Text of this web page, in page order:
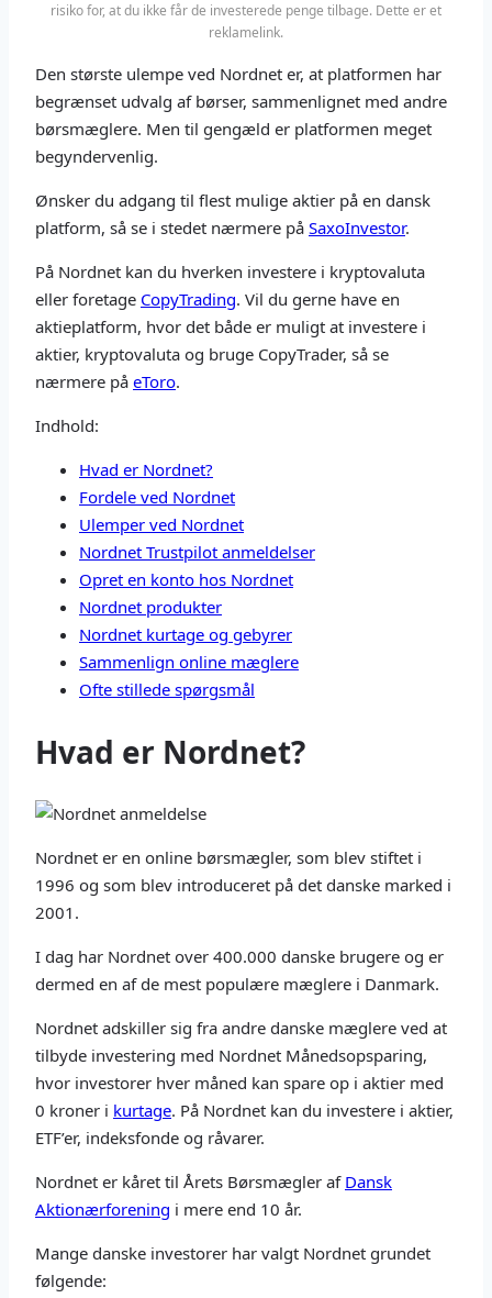
risiko for, at du ikke får de investerede penge tilbage. Dette er et
reklamelink.
Den største ulempe ved Nordnet er, at platformen har
begrænset udvalg af børser, sammenlignet med andre
børsmæglere. Men til gengæld er platformen meget
begyndervenlig.
Ønsker du adgang til flest mulige aktier på en dansk
platform, så se i stedet nærmere på SaxoInvestor.
På Nordnet kan du hverken investere i kryptovaluta
eller foretage CopyTrading. Vil du gerne have en
aktieplatform, hvor det både er muligt at investere i
aktier, kryptovaluta og bruge CopyTrader, så se
nærmere på eToro.
Indhold:
Hvad er Nordnet?
Fordele ved Nordnet
Ulemper ved Nordnet
Nordnet Trustpilot anmeldelser
Opret en konto hos Nordnet
Nordnet produkter
Nordnet kurtage og gebyrer
Sammenlign online mæglere
Ofte stillede spørgsmål
Hvad er Nordnet?
Nordnet er en online børsmægler, som blev stiftet i
1996 og som blev introduceret på det danske marked i
2001.
I dag har Nordnet over 400.000 danske brugere og er
dermed en af de mest populære mæglere i Danmark.
Nordnet adskiller sig fra andre danske mæglere ved at
tilbyde investering med Nordnet Månedsopsparing,
hvor investorer hver måned kan spare op i aktier med
0 kroner i kurtage. På Nordnet kan du investere i aktier,
ETF’er, indeksfonde og råvarer.
Nordnet er kåret til Årets Børsmægler af Dansk
Aktionærforening i mere end 10 år.
Mange danske investorer har valgt Nordnet grundet
følgende: